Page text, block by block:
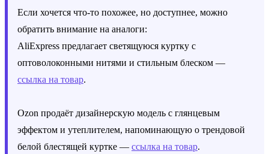
Если хочется что-то похожее, но доступнее, можно
обратить внимание на аналоги:
AliExpress предлагает светящуюся куртку с
оптоволоконными нитями и стильным блеском —
ссылка на товар.
Ozon продаёт дизайнерскую модель с глянцевым
эффектом и утеплителем, напоминающую о трендовой
белой блестящей куртке — ссылка на товар.